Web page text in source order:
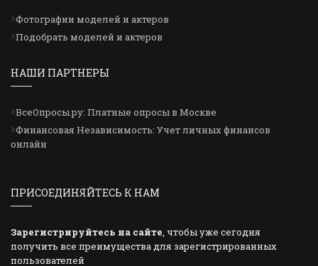
Фотографии моделей и актеров
Подобрать моделей и актеров
НАШИ ПАРТНЕРЫ
ВсеОпросы.ру: Платные опросы в Москве
Финансовая Независимость: Учет личных финансов
онлайн
ПРИСОЕДИНЯЙТЕСЬ К НАМ
Зарегистрируйтесь на сайте, чтобы уже сегодня
получить все преимущества для зарегистрированных
пользователей